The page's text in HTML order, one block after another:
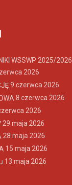
WSSWP 2025/2026
2026
9 czerwca 2026
8 czerwca 2026
2026
29 maja 2026
28 maja 2026
15 maja 2026
13 maja 2026